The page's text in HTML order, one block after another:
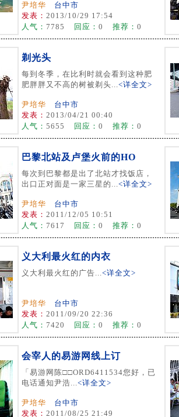
尹培华
台中市
发表： 2013/10/29 17:54
人气： 7785 回应： 0 推荐： 0
剃光头
每到冬季，在比利时就会看到这种肥
肥胖胖又不高的树被剃头...<详全文>
尹培华
台中市
发表： 2013/04/21 00:40
人气： 5655 回应： 0 推荐： 0
巴黎北站及卢堡火前的HO
每次到巴黎都是出了北站才找饭店，
出口正对面是一家三星的...<详全文>
尹培华
台中市
发表： 2011/12/05 10:51
人气： 7617 回应： 0 推荐： 0
义大利最火红的内衣
义大利最火红的广告...<详全文>
尹培华
台中市
发表： 2011/09/20 22:36
人气： 7420 回应： 0 推荐： 0
会宰人的易游网线上订
「易游网陈□□ORD6411534您好，已
电话通知尹浩...<详全文>
尹培华
台中市
发表： 2011/08/25 21:49